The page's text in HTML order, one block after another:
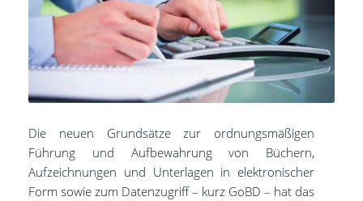
Die neuen Grundsätze zur ordnungsmäßigen
Führung und Aufbewahrung von Büchern,
Aufzeichnungen und Unterlagen in elektronischer
Form sowie zum Datenzugriff – kurz GoBD – hat das